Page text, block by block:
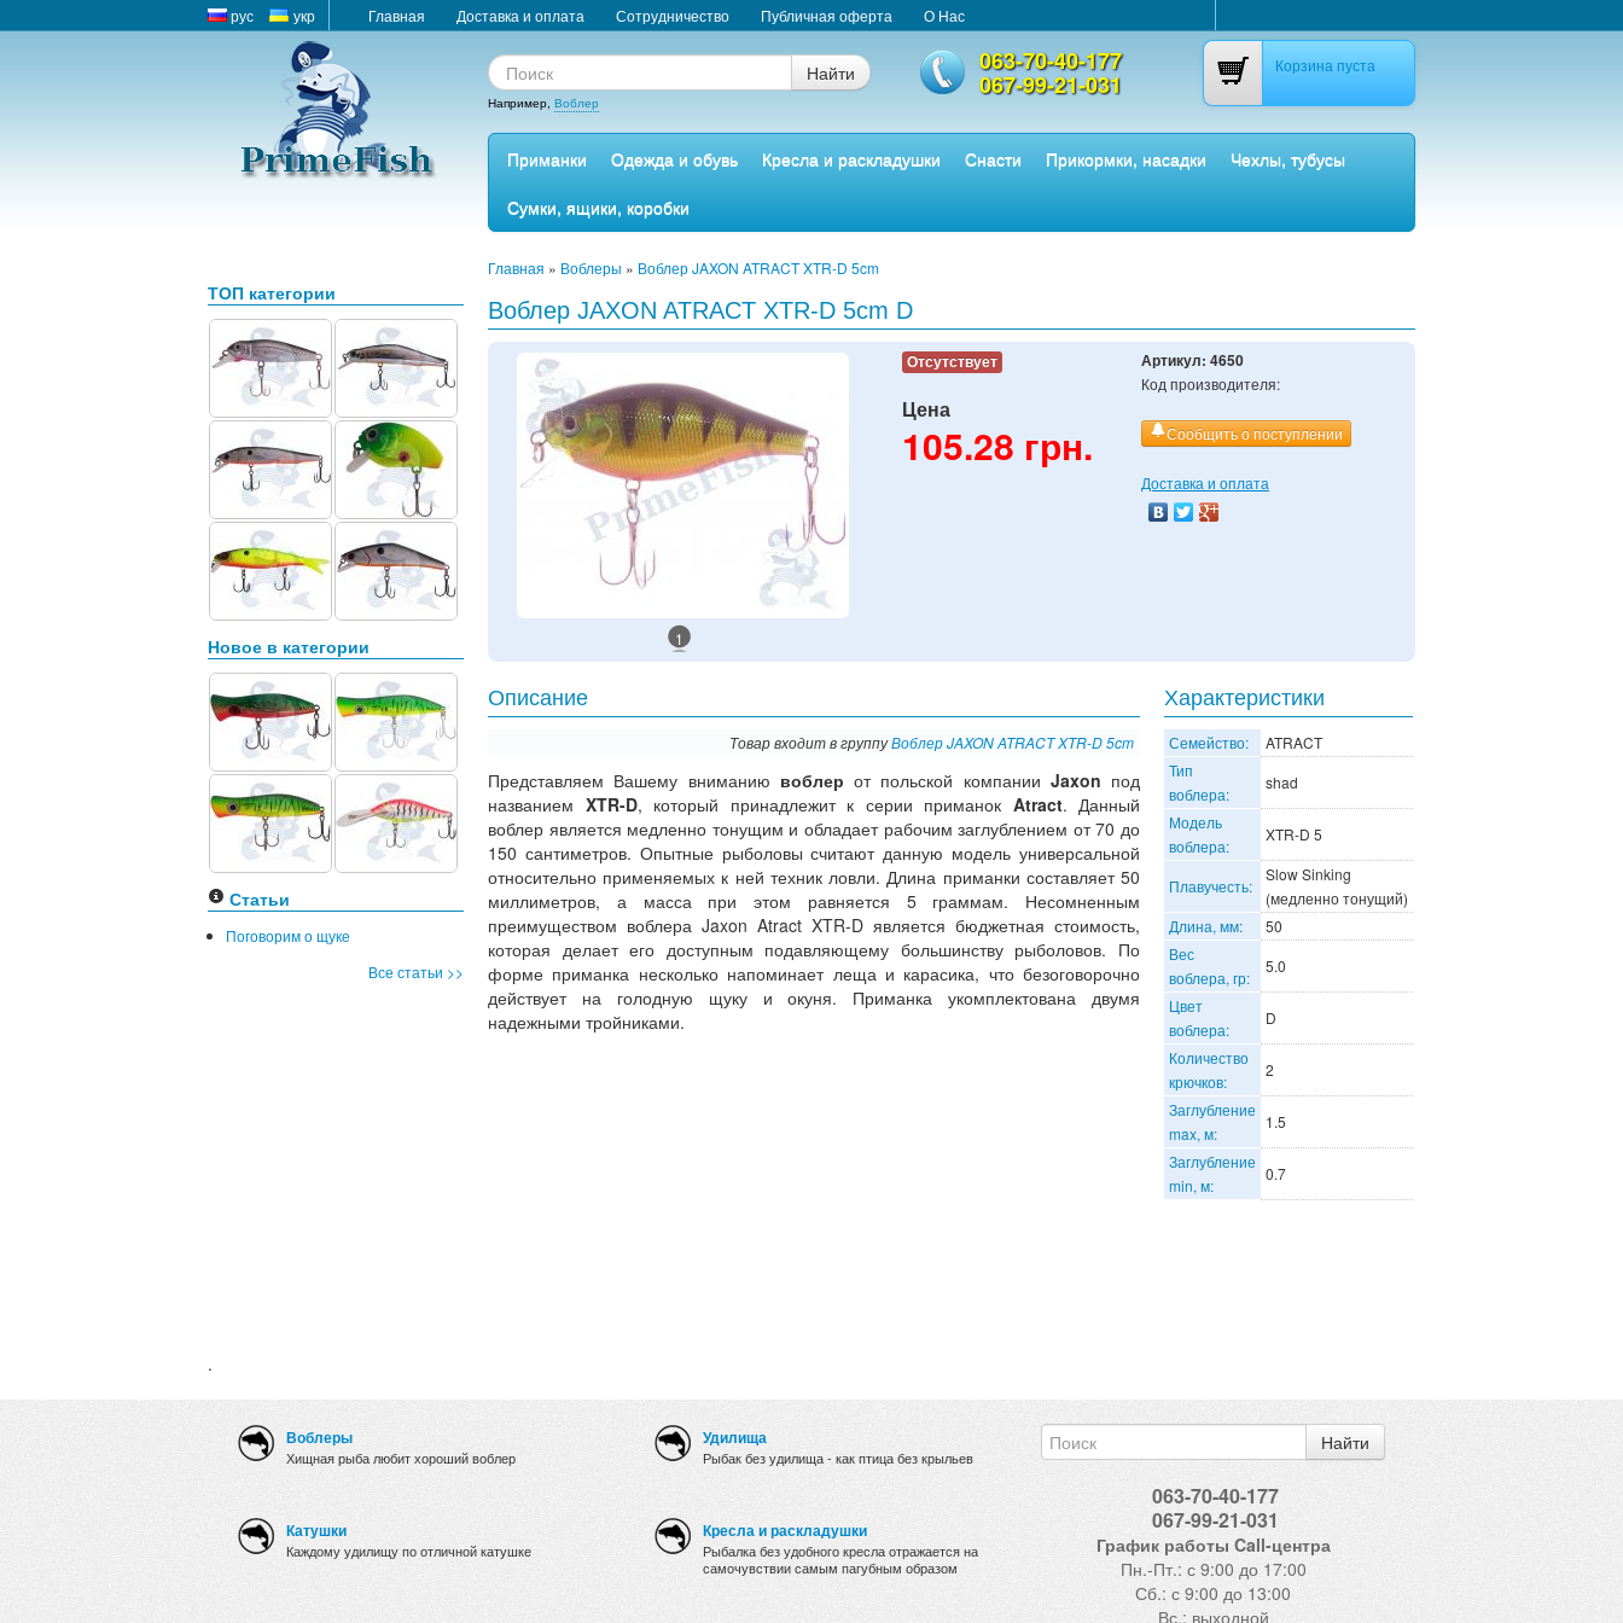
рус укр Главная Доставка и оплата Сотрудничество Публичная оферта О Нас
Найти
Например, Воблер
063-70-40-177
067-99-21-031
Корзина пуста
Приманки Одежда и обувь Кресла и раскладушки Снасти Прикормки, насадки
Чехлы, тубусы
Сумки, ящики, коробки
ТОП категории
Новое в категории
Статьи
Поговорим о щуке
Все статьи >>
.
Главная » Воблеры » Воблер JAXON ATRACT XTR-D 5cm
Воблер JAXON ATRACT XTR-D 5cm D
1
Отсутствует
Цена
105.28 грн.
Артикул: 4650
Код производителя:
Сообщить о поступлении
Доставка и оплата
Описание
Товар входит в группуВоблер JAXON ATRACT XTR-D 5cm
Представляем Вашему вниманию воблер от польской компании Jaxon под
названием XTR-D, который принадлежит к серии приманок Atract. Данный
воблер является медленно тонущим и обладает рабочим заглублением от 70 до
150 сантиметров. Опытные рыболовы считают данную модель универсальной
относительно применяемых к ней техник ловли. Длина приманки составляет 50
миллиметров, а масса при этом равняется 5 граммам. Несомненным
преимуществом воблера Jaxon Atract XTR-D является бюджетная стоимость,
которая делает его доступным подавляющему большинству рыболовов. По
форме приманка несколько напоминает леща и карасика, что безоговорочно
действует на голодную щуку и окуня. Приманка укомплектована двумя
надежными тройниками.
Характеристики
Семейство:
ATRACT
Тип
воблера:
shad
Модель
воблера:
XTR-D 5
Плавучесть:
Slow Sinking
(медленно тонущий)
Длина, мм:
50
Вес
воблера, гр:
5.0
Цвет
воблера:
D
Количество
крючков:
2
Заглубление
max, м:
1.5
Заглубление
min, м:
0.7
Воблеры
Хищная рыба любит хороший воблер
Катушки
Каждому удилищу по отличной катушке
Удилища
Рыбак без удилища - как птица без крыльев
Кресла и раскладушки
Рыбалка без удобного кресла отражается на
самочувствии самым пагубным образом
Найти
063-70-40-177
067-99-21-031
График работы Call-центра
Пн.-Пт.: с 9:00 до 17:00
Сб.: с 9:00 до 13:00
Вс.: выходной